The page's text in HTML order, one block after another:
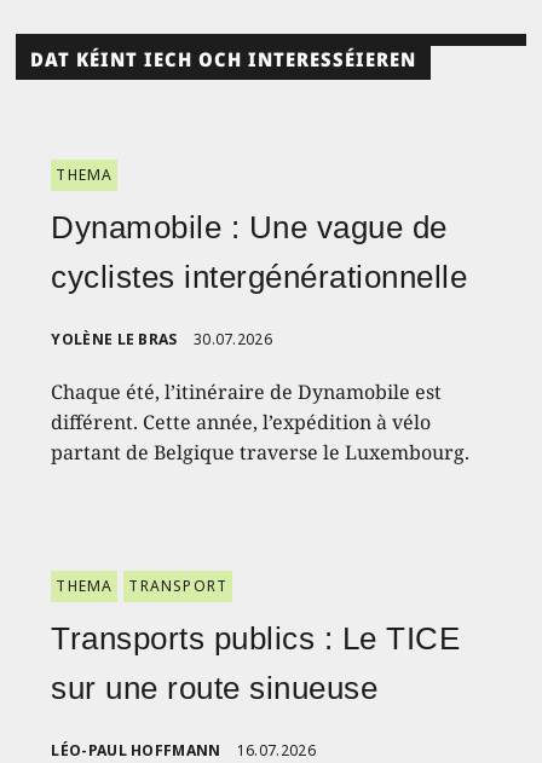
DAT KÉINT IECH OCH INTERESSÉIEREN
THEMA
Dynamobile : Une vague de
cyclistes intergénérationnelle
YOLÈNE LE BRAS 30.07.2026
Chaque été, l’itinéraire de Dynamobile est
différent. Cette année, l’expédition à vélo
partant de Belgique traverse le Luxembourg.
THEMA TRANSPORT
Transports publics : Le TICE
sur une route sinueuse
LÉO-PAUL HOFFMANN 16.07.2026